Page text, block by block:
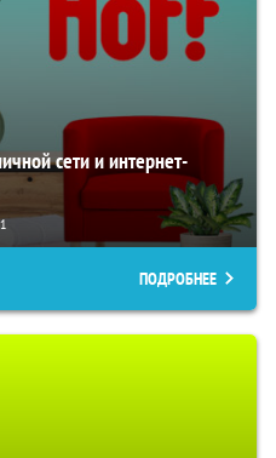
сети и интернет-
ПОДРОБНЕЕ